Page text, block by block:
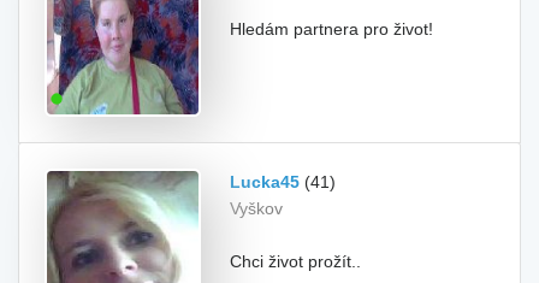
Hledám partnera pro život!
Lucka45 (41)
Vyškov
Chci život prožít..